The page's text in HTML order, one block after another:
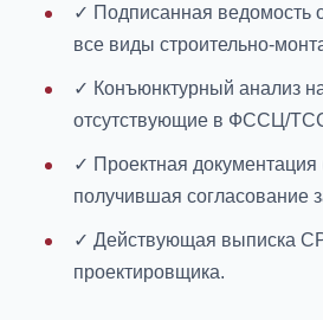
✓ Подписанная ведомость
все виды строительно-
✓ Конъюнктурный анализ
отсутствующие в ФССЦ/
✓ Проектная документация
получившая согласование
✓ Действующая выписка
проектировщика.